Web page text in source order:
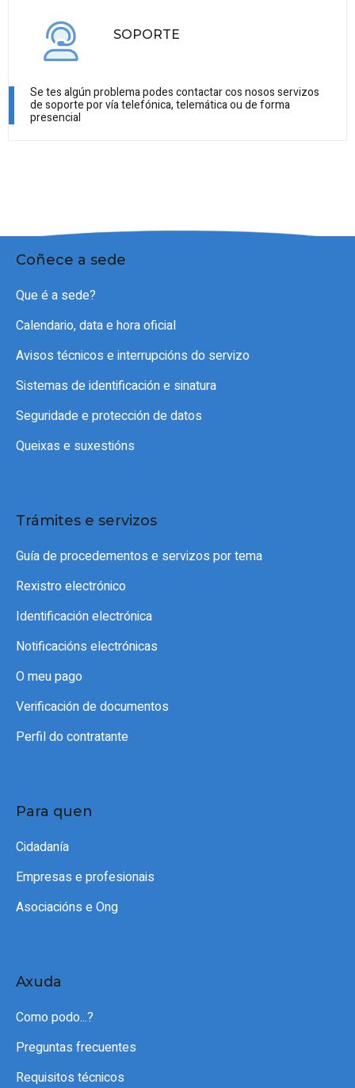
SOPORTE
Se tes algún problema podes contactar cos nosos servizos
de soporte por vía telefónica, telemática ou de forma
presencial
Coñece a sede
Que é a sede?
Calendario, data e hora oficial
Avisos técnicos e interrupcións do servizo
Sistemas de identificación e sinatura
Seguridade e protección de datos
Queixas e suxestións
Trámites e servizos
Guía de procedementos e servizos por tema
Rexistro electrónico
Identificación electrónica
Notificacións electrónicas
O meu pago
Verificación de documentos
Perfil do contratante
Para quen
Cidadanía
Empresas e profesionais
Asociacións e Ong
Axuda
Como podo...?
Preguntas frecuentes
Requisitos técnicos